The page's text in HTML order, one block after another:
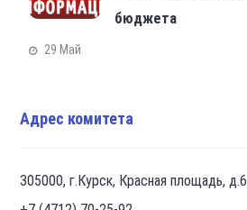
бюджета
29 Май
Адрес комитета
305000, г.Курск, Красная площадь, д.6